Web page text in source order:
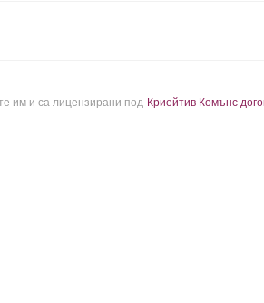
им и са лицензирани под Криейтив Комънс